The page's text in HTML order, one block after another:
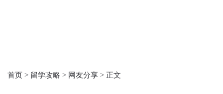
首页 > 留学攻略 > 网友分享 > 正文